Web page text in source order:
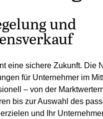
und
eine sichere Zukunft. Die
für Unternehmer im
– von der
bis zur Auswahl des
und Ihr